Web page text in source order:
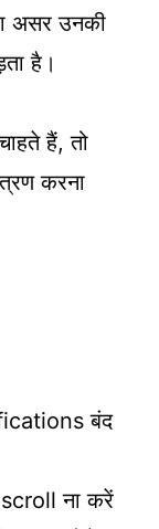
असर उनकी
है।
हैं, तो
करना
बंद
ना करें